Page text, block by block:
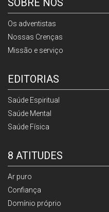
SOBRE NÓS
Os adventistas
Nossas Crenças
Missão e serviço
EDITORIAS
Saúde Espiritual
Saúde Mental
Saúde Física
8 ATITUDES
Ar puro
Confiança
Domínio próprio